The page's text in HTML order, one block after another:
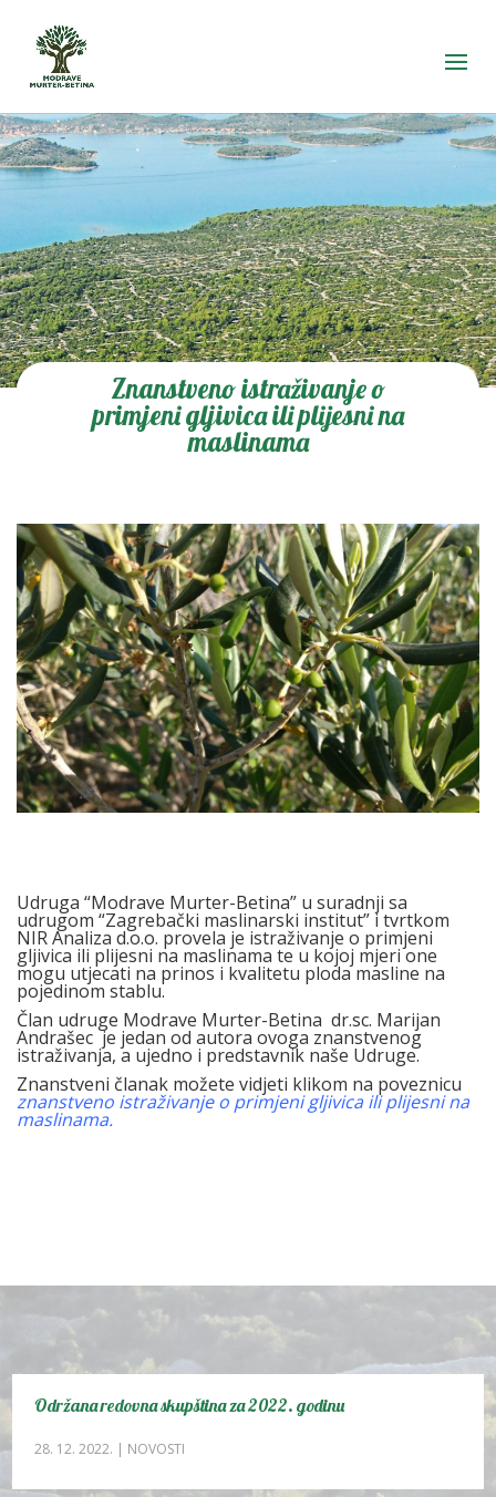
Znanstveno istraživanje o
primjeni gljivica ili plijesni na
maslinama
Udruga “Modrave Murter-Betina” u suradnji sa
udrugom “Zagrebački maslinarski institut” i tvrtkom
NIR Analiza d.o.o. provela je istraživanje o primjeni
gljivica ili plijesni na maslinama te u kojoj mjeri one
mogu utjecati na prinos i kvalitetu ploda masline na
pojedinom stablu.
Član udruge Modrave Murter-Betina dr.sc. Marijan
Andrašec je jedan od autora ovoga znanstvenog
istraživanja, a ujedno i predstavnik naše Udruge.
Znanstveni članak možete vidjeti klikom na poveznicu
znanstveno istraživanje o primjeni gljivica ili plijesni na
maslinama.
Održana redovna skupština za 2022. godinu
28. 12. 2022. | NOVOSTI